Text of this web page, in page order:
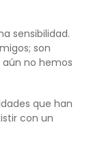
sensibilidad.
son
no hemos
que han
con un